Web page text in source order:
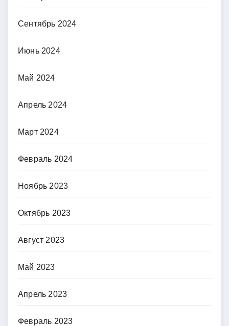
Сентябрь 2024
Июнь 2024
Май 2024
Апрель 2024
Март 2024
Февраль 2024
Ноябрь 2023
Октябрь 2023
Август 2023
Май 2023
Апрель 2023
Февраль 2023